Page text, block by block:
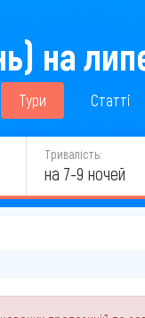
на
Тури Статті
Тривалість:
на 7-9 ночей